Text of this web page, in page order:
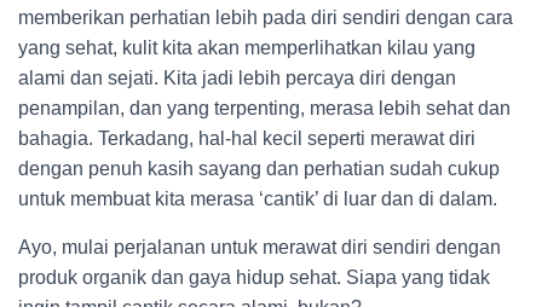
memberikan perhatian lebih pada diri sendiri dengan cara
yang sehat, kulit kita akan memperlihatkan kilau yang
alami dan sejati. Kita jadi lebih percaya diri dengan
penampilan, dan yang terpenting, merasa lebih sehat dan
bahagia. Terkadang, hal-hal kecil seperti merawat diri
dengan penuh kasih sayang dan perhatian sudah cukup
untuk membuat kita merasa ‘cantik’ di luar dan di dalam.
Ayo, mulai perjalanan untuk merawat diri sendiri dengan
produk organik dan gaya hidup sehat. Siapa yang tidak